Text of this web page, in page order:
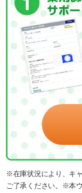
※在庫状況により、キ
ご了承ください。※本